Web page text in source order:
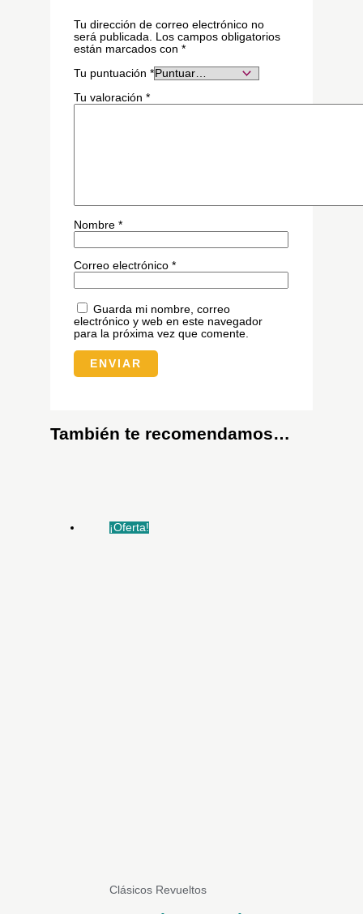
Tu dirección de correo electrónico no
será publicada. Los campos obligatorios
están marcados con*
Tu puntuación*
Tu valoración*
Nombre*
Correo electrónico*
Guarda mi nombre, correo
electrónico y web en este navegador
para la próxima vez que comente.
También te recomendamos…
¡Oferta!
Clásicos Revueltos